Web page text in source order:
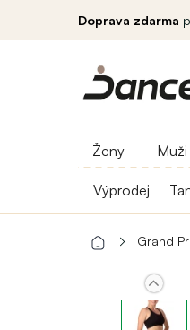
Doprava zdarma
Ženy Muži
Výprodej
Grand